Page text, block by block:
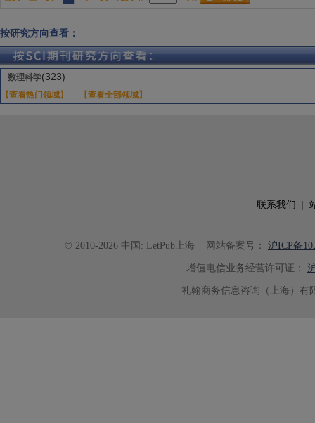
按研究方向查看：
数理科学(323)
【查看热门领域】 【查看全部领域】
联系我们
© 2010-2026 中国: LetPub上海 网站备案号： 沪ICP备
增值电信业务经营许可证：
礼翰商务信息咨询（上海）